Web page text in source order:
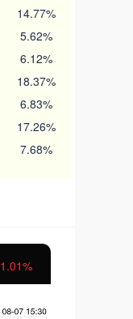
14.77%
5.62%
6.12%
18.37%
6.83%
17.26%
7.68%
1.01%